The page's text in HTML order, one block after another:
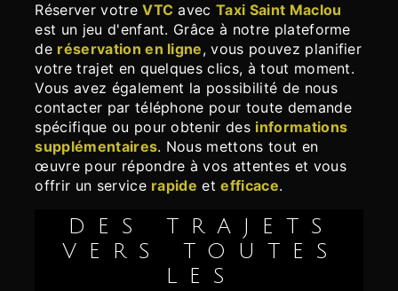
Réserver votreVTC avecTaxi Saint Maclou
est un jeu d'enfant. Grâce à notre plateforme
de réservation en ligne, vous pouvez planifier
votre trajet en quelques clics, à tout moment.
Vous avez également la possibilité de nous
contacter par téléphone pour toute demande
spécifique ou pour obtenir des informations
supplémentaires. Nous mettons tout en
œuvre pour répondre à vos attentes et vous
offrir un service rapide etefficace.
DES TRAJETS
VERS TOUTES
LES